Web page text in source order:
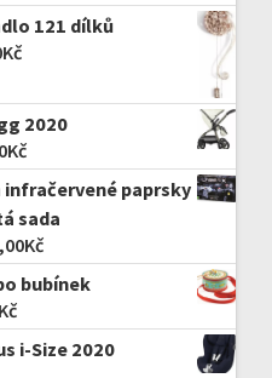
121 dílků
Kč
2020
Kč
infračervené paprsky
sada
Kč
bubínek
Kč
i-Size 2020